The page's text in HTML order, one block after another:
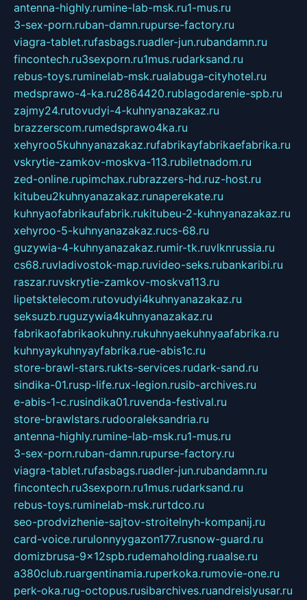
antenna-highly.rumine-lab-msk.ru1-mus.ru
3-sex-porn.ruban-damn.rupurse-factory.ru
viagra-tablet.rufasbags.ruadler-jun.rubandamn.ru
fincontech.ru3sexporn.ru1mus.rudarksand.ru
rebus-toys.ruminelab-msk.rualabuga-cityhotel.ru
medsprawo-4-ka.ru2864420.rublagodarenie-spb.ru
zajmy24.rutovudyi-4-kuhnyanazakaz.ru
brazzerscom.rumedsprawo4ka.ru
xehyroo5kuhnyanazakaz.rufabrikayfabrikaefabrika.ru
vskrytie-zamkov-moskva-113.rubiletnadom.ru
zed-online.rupimchax.rubrazzers-hd.ruz-host.ru
kitubeu2kuhnyanazakaz.runaperekate.ru
kuhnyaofabrikaufabrik.rukitubeu-2-kuhnyanazakaz.ru
xehyroo-5-kuhnyanazakaz.rucs-68.ru
guzywia-4-kuhnyanazakaz.rumir-tk.ruvlknrussia.ru
cs68.ruvladivostok-map.ruvideo-seks.rubankaribi.ru
raszar.ruvskrytie-zamkov-moskva113.ru
lipetsktelecom.rutovudyi4kuhnyanazakaz.ru
seksuzb.ruguzywia4kuhnyanazakaz.ru
fabrikaofabrikaokuhny.rukuhnyaekuhnyaafabrika.ru
kuhnyaykuhnyayfabrika.rue-abis1c.ru
store-brawl-stars.rukts-services.rudark-sand.ru
sindika-01.rusp-life.rux-legion.rusib-archives.ru
e-abis-1-c.rusindika01.ruvenda-festival.ru
store-brawlstars.rudooraleksandria.ru
antenna-highly.rumine-lab-msk.ru1-mus.ru
3-sex-porn.ruban-damn.rupurse-factory.ru
viagra-tablet.rufasbags.ruadler-jun.rubandamn.ru
fincontech.ru3sexporn.ru1mus.rudarksand.ru
rebus-toys.ruminelab-msk.rurtdco.ru
seo-prodvizhenie-sajtov-stroitelnyh-kompanij.ru
card-voice.rurulonnyygazon177.rusnow-guard.ru
domizbrusa-9x12spb.rudemaholding.ruaalse.ru
a380club.ruargentinamia.ruperkoka.rumovie-one.ru
perk-oka.rug-octopus.rusibarchives.ruandreislyusar.ru